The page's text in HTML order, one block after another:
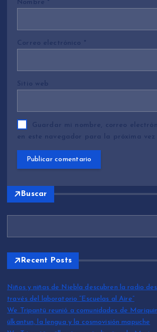
Nombre *
Correo electrónico *
Sitio web
Guardar mi nombre, correo
en este navegador para la próxima vez
Buscar
Recent Posts
Niños y niñas de Niebla descubren la radio
través del laboratorio “Escuelas al Aire”
We Tripantü reunió a comunidades de
ülkantun, la lengua y la cosmovisión mapuche